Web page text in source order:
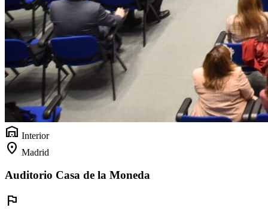
warehouse Interior
location_on Madrid
Auditorio Casa de la Moneda
flag